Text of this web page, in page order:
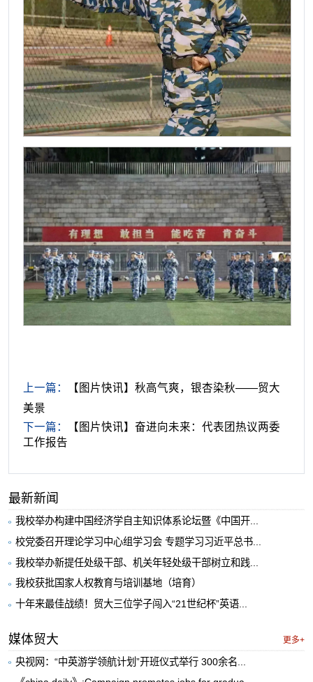
上一篇：
【图片快讯】秋高气爽，银杏染秋——贸大
美景
下一篇：
【图片快讯】奋进向未来：代表团热议两委
工作报告
最新新闻
我校举办构建中国经济学自主知识体系论坛暨《中国开...
校党委召开理论学习中心组学习会 专题学习习近平总书...
我校举办新提任处级干部、机关年轻处级干部树立和践...
我校获批国家人权教育与培训基地（培育）
十年来最佳战绩！贸大三位学子闯入“21世纪杯”英语...
媒体贸大 更多+
央视网：“中英游学领航计划”开班仪式举行 300余名...